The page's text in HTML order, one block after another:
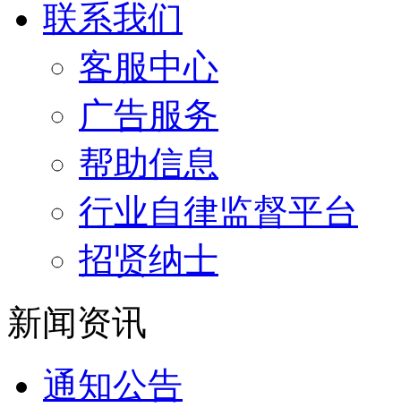
联系我们
客服中心
广告服务
帮助信息
行业自律监督平台
招贤纳士
新闻资讯
通知公告